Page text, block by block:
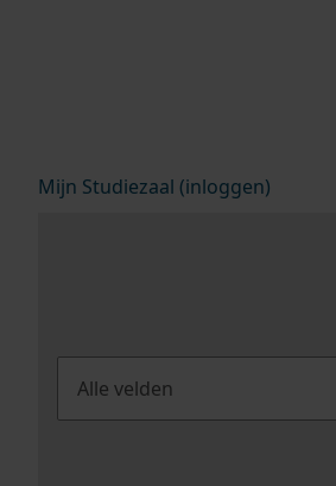
Mijn Studiezaal (inloggen)